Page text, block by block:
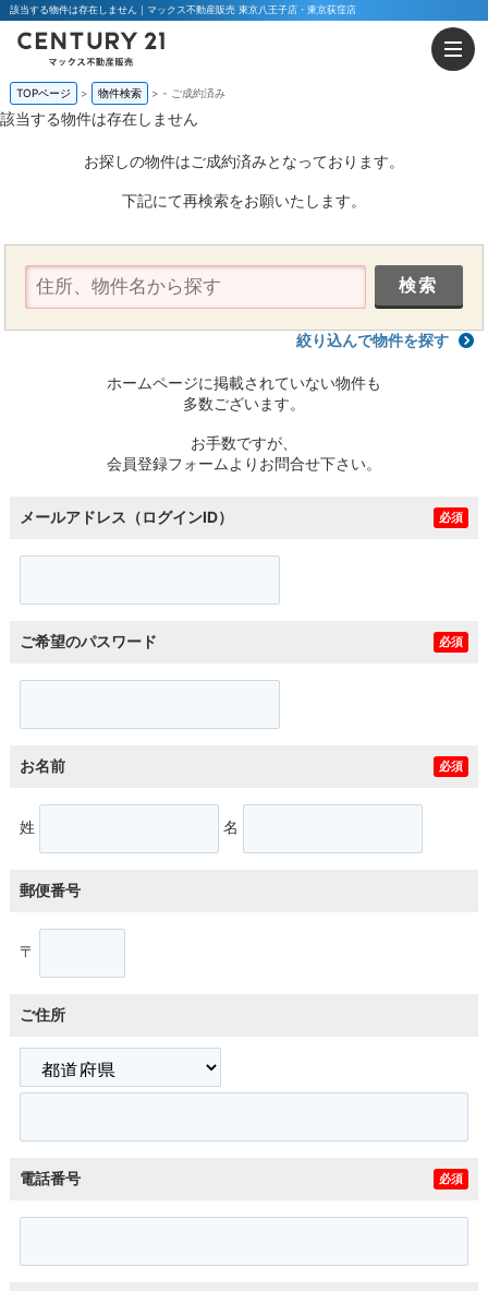
該当する物件は存在しません｜マックス不動産販売 東京八王子店・東京荻窪店
TOPページ 物件検索 - ご成約済み
該当する物件は存在しません
お探しの物件はご成約済みとなっております。
下記にて再検索をお願いたします。
絞り込んで物件を探す
ホームページに掲載されていない物件も
多数ございます。
お手数ですが、
会員登録フォームよりお問合せ下さい。
メールアドレス（ログインID） 必須
ご希望のパスワード 必須
お名前 必須
姓 名
郵便番号
〒
ご住所
電話番号 必須